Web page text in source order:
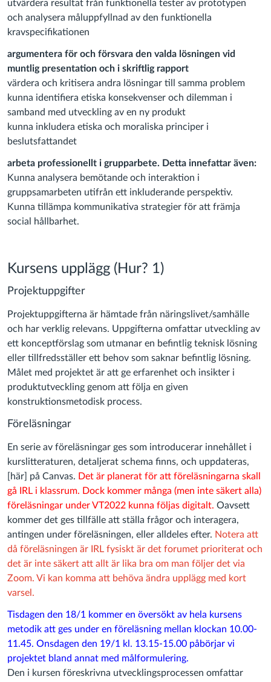
utvärdera resultat från funktionella tester av prototypen
och analysera måluppfyllnad av den funktionella
kravspecifikationen
argumentera för och försvara den valda lösningen vid
muntlig presentation och i skriftlig rapport
värdera och kritisera andra lösningar till samma problem
kunna identifiera etiska konsekvenser och dilemman i
samband med utveckling av en ny produkt
kunna inkludera etiska och moraliska principer i
beslutsfattandet
arbeta professionellt i grupparbete. Detta innefattar även:
Kunna analysera bemötande och interaktion i
gruppsamarbeten utifrån ett inkluderande perspektiv.
Kunna tillämpa kommunikativa strategier för att främja
social hållbarhet.
Kursens upplägg (Hur? 1)
Projektuppgifter
Projektuppgifterna är hämtade från näringslivet/samhälle
och har verklig relevans. Uppgifterna omfattar utveckling av
ett konceptförslag som utmanar en befintlig teknisk lösning
eller tillfredsställer ett behov som saknar befintlig lösning.
Målet med projektet är att ge erfarenhet och insikter i
produktutveckling genom att följa en given
konstruktionsmetodisk process.
Föreläsningar
En serie av föreläsningar ges som introducerar innehållet i
kurslitteraturen, detaljerat schema finns, och uppdateras,
[här] på Canvas. Det är planerat för att föreläsningarna skall
gå IRL i klassrum. Dock kommer många (men inte säkert alla)
föreläsningar under VT2022 kunna följas digitalt. Oavsett
kommer det ges tillfälle att ställa frågor och interagera,
antingen under föreläsningen, eller alldeles efter. Notera att
då föreläsningen är IRL fysiskt är det forumet prioriterat och
det är inte säkert att allt är lika bra om man följer det via
Zoom. Vi kan komma att behöva ändra upplägg med kort
varsel.
Tisdagen den 18/1 kommer en översökt av hela kursens
metodik att ges under en föreläsning mellan klockan 10.00-
11.45. Onsdagen den 19/1 kl. 13.15-15.00 påbörjar vi
projektet bland annat med målformulering.
Den i kursen föreskrivna utvecklingsprocessen omfattar